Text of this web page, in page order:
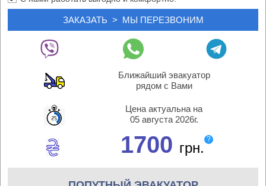
Ближайший эвакуатор
рядом с Вами
Цена актуальна на
05 августа 2026г.
1700 грн.
?